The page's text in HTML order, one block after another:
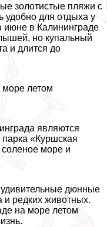
золотистые пляжи с
удобно для отдыха у
июне в Калининграде
но купальный
и длится до
море летом
являются
«Куршская
соленое море и
дюнные
и редких животных.
на море летом